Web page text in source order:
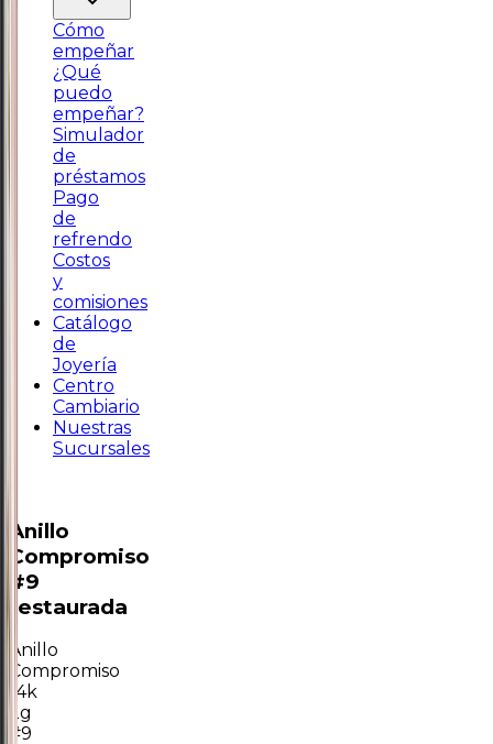
Cómo
empeñar
¿Qué
puedo
empeñar?
Simulador
de
préstamos
Pago
de
refrendo
Costos
y
comisiones
Catálogo
de
Joyería
Centro
Cambiario
Nuestras
Sucursales
Anillo
Compromiso
#9
restaurada
Anillo
Compromiso
14k
2g
#9